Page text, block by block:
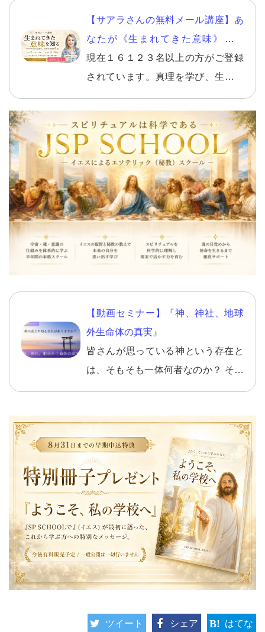
【サアラさんの無料メール講座】あ
なたが《生まれてきた意味》を知
り、自分らしい幸せを生きる。
現在１６１２３名以上の方がご登録
されています。真理を学び、生きて
らしく幸せになる方法。１回ごとに
テーマが決まっており、【１日を決
める朝】こそ、智慧を得るのに最適
です。読んで取り組むワークなども
多数入っています。 読んだ方からは
素晴らしいとの声を多数頂いており
【動画セミナー】『神、神社、地球
外生命体の真実』
皆さんが思っている神という存在と
は、そもそも一体何者なのか？ そし
これからどう関わっていったら良い
のか？ などなど、これからの人生で
本当に必要な情報ですし、知ってお
きべき情報ですので、 ぜひ、神、神
社、地球外生命体の真実を知ってく
ツイート シェア はてな